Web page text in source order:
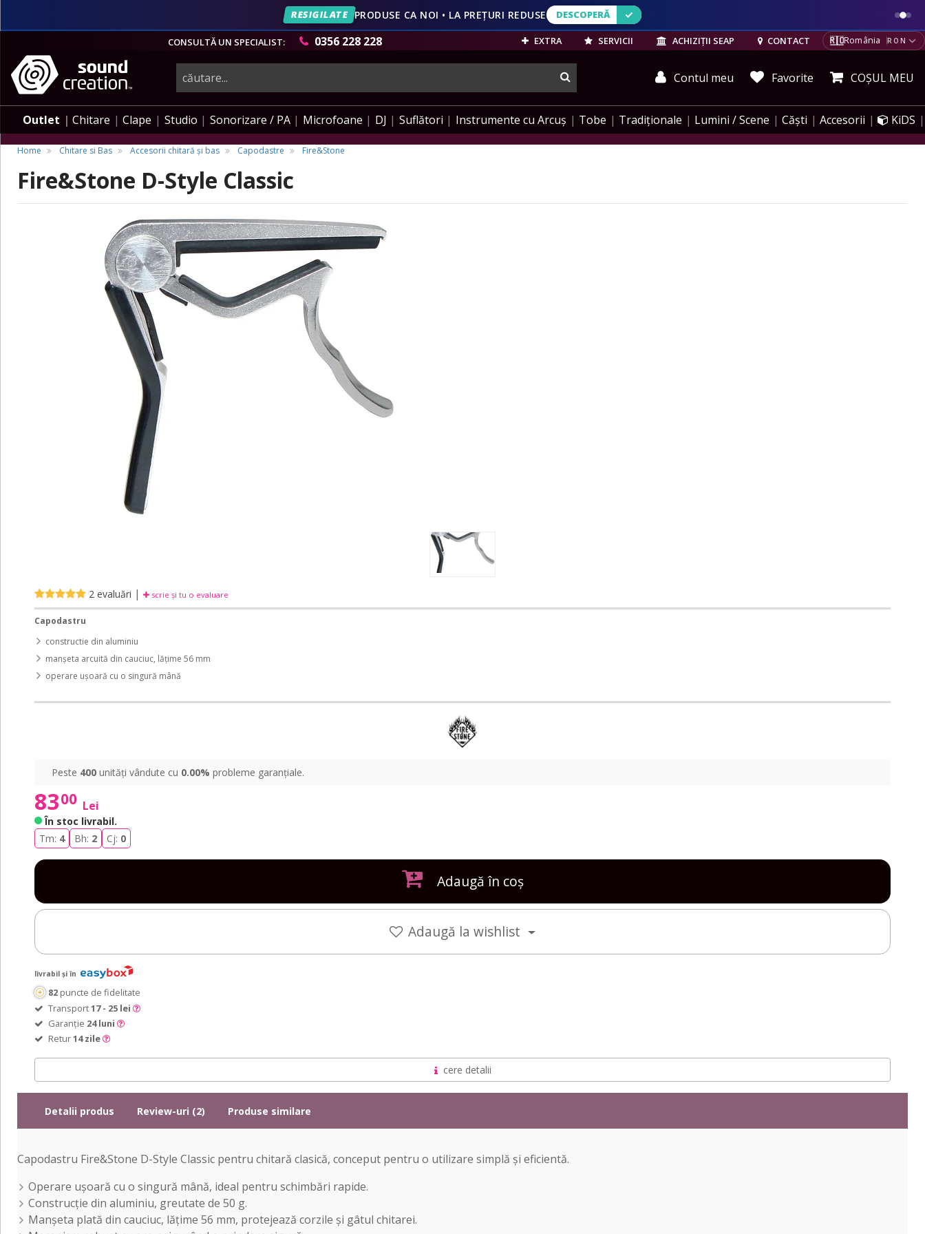
VEZI OFERTELE
RESIGILATE PRODUSE CA NOI • LA PREȚURI REDUSE DESCOPERĂ
DESCOPERĂ
CONSULTĂ UN SPECIALIST:
0356 228 228 EXTRA SERVICII ACHIZIȚII SEAP CONTACT 🇷🇴România RON
instrumente
muzicale,
echipamente
pro-
audio
Contul meu Favorite COȘUL MEU
Outlet Chitare Clape Studio Sonorizare / PA Microfoane DJ Suflători Instrumente cu Arcuș Tobe Tradiționale Lumini / Scene Căști Accesorii KiDS
Home Chitare si Bas Accesorii chitară și bas Capodastre Fire&Stone
Fire&Stone D-Style Classic
2 evaluări | scrie și tu o evaluare
Capodastru
constructie din aluminiu
manșeta arcuită din cauciuc, lățime 56 mm
operare ușoară cu o singură mână
Peste 400 unități vândute cu 0.00% probleme garanțiale.
8300 Lei
În stoc livrabil.
Tm: 4 Bh: 2 Cj: 0
Adaugă în coș
Adaugă la wishlist
livrabil și în
82 puncte de fidelitate
Transport17 - 25 lei
Garanție 24 luni
Retur14 zile
cere detalii
Detalii produs Review-uri (2) Produse similare
Capodastru Fire&Stone D-Style Classic pentru chitară clasică, conceput pentru o utilizare simplă și eficientă.
Operare ușoară cu o singură mână, ideal pentru schimbări rapide.
Construcție din aluminiu, greutate de 50 g.
Manșeta plată din cauciuc, lățime 56 mm, protejează corzile și gâtul chitarei.